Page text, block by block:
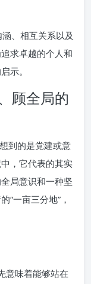
、相互关系以及
求卓越的个人和
示。
顾全局的
到的是党建或意
，它代表的其实
局意识和一种坚
“一亩三分地”，
意味着能够站在